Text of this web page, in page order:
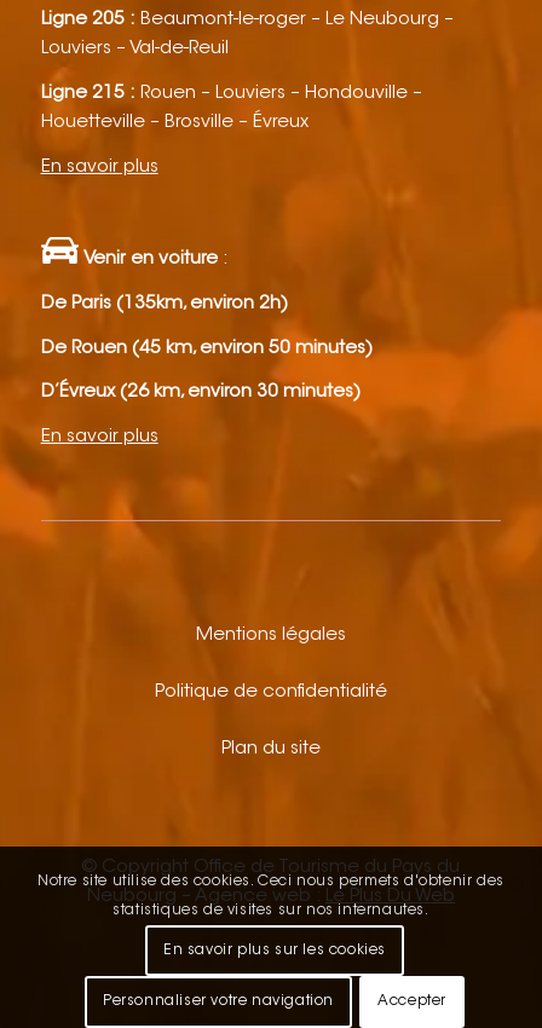
Ligne 205 : Beaumont-le-roger – Le Neubourg –
Louviers – Val-de-Reuil
Ligne 215 : Rouen – Louviers – Hondouville –
Houetteville – Brosville – Évreux
En savoir plus
Venir en voiture:
De Paris (135km, environ 2h)
De Rouen (45 km, environ 50 minutes)
D’Évreux (26 km, environ 30 minutes)
En savoir plus
Mentions légales
Politique de confidentialité
Plan du site
© Copyright Office de Tourisme du Pays du
Neubourg – Agence web : Le Plus Du Web
Notre site utilise des cookies. Ceci nous permets d'obtenir des
statistiques de visites sur nos internautes.
En savoir plus sur les cookies
Personnaliser votre navigation Accepter